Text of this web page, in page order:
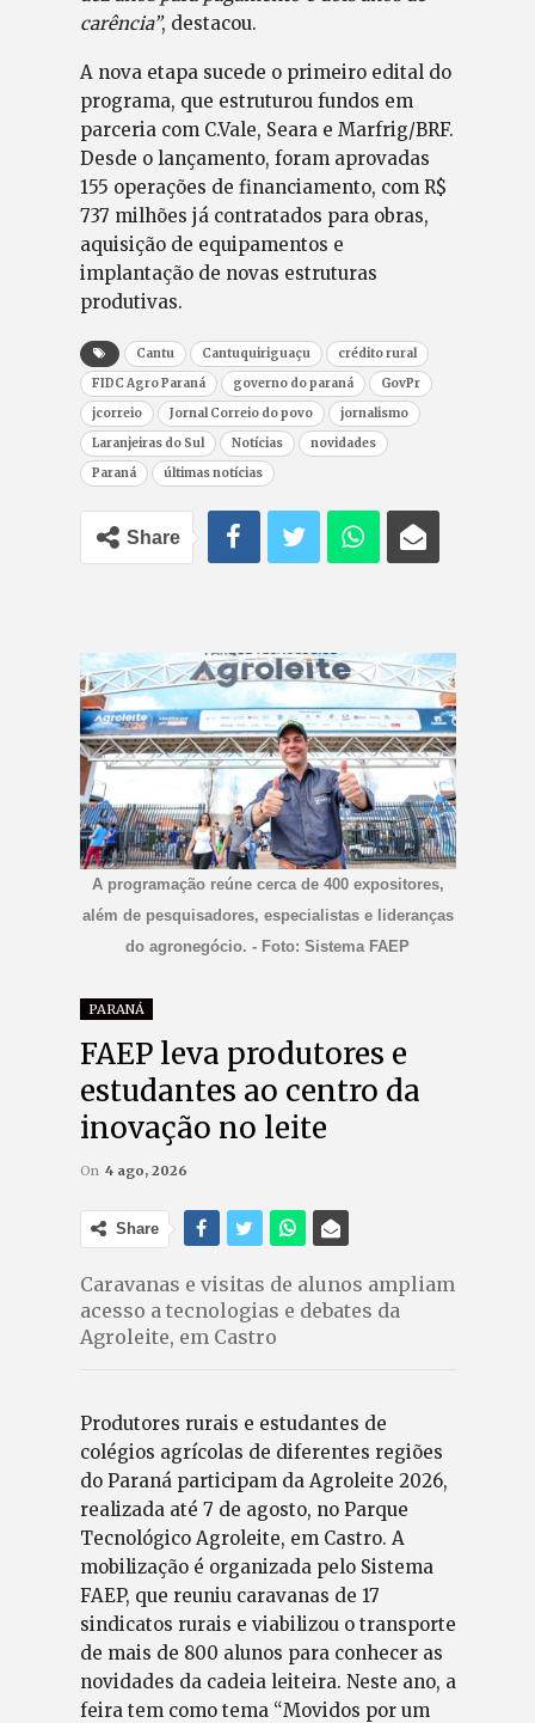
carência”, destacou.
A nova etapa sucede o primeiro edital do
programa, que estruturou fundos em
parceria com C.Vale, Seara e Marfrig/BRF.
Desde o lançamento, foram aprovadas
155 operações de financiamento, com R$
737 milhões já contratados para obras,
aquisição de equipamentos e
implantação de novas estruturas
produtivas.
Cantu Cantuquiriguaçu
crédito rural
FIDC Agro Paraná
governo do paraná
GovPr
jcorreio
Jornal Correio do povo
jornalismo
Laranjeiras do Sul
Notícias
novidades
Paraná
últimas notícias
Share
A programação reúne cerca de 400 expositores,
além de pesquisadores, especialistas e lideranças
do agronegócio. - Foto: Sistema FAEP
PARANÁ
FAEP leva produtores e
estudantes ao centro da
inovação no leite
On 4 ago, 2026
Share
Caravanas e visitas de alunos ampliam
acesso a tecnologias e debates da
Agroleite, em Castro
Produtores rurais e estudantes de
colégios agrícolas de diferentes regiões
do Paraná participam da Agroleite 2026,
realizada até 7 de agosto, no Parque
Tecnológico Agroleite, em Castro. A
mobilização é organizada pelo Sistema
FAEP, que reuniu caravanas de 17
sindicatos rurais e viabilizou o transporte
de mais de 800 alunos para conhecer as
novidades da cadeia leiteira. Neste ano, a
feira tem como tema “Movidos por um